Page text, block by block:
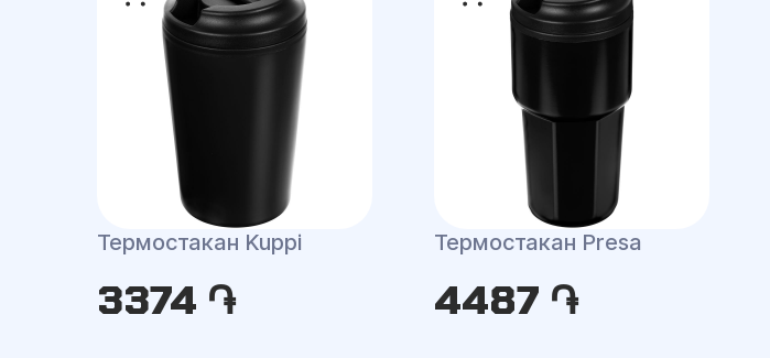
Термостакан Kuppi
3374 ֏
Термостакан Presa
4487 ֏